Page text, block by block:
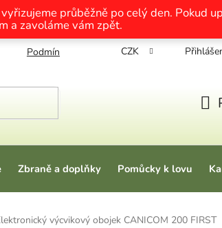
průběžně po celý den. Pokud
a zavoláme vám zpět.
Podmínky ochrany osobních údajů
CZK
Zbraně a doplňky Pomůcky k lovu
výcvikový obojek CANICOM 200 FIRST